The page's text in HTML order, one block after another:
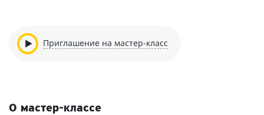
Приглашение на мастер-класс
О мастер-классе